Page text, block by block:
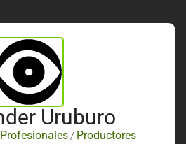
Uruburo
Profesionales/ Productores